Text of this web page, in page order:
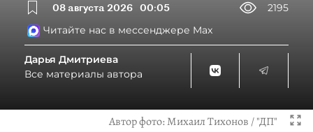
08 августа 2026 00:05
2195
Читайте нас в мессенджере Max
Дарья Дмитриева
Все материалы автора
Автор фото:Михаил Тихонов / "ДП"